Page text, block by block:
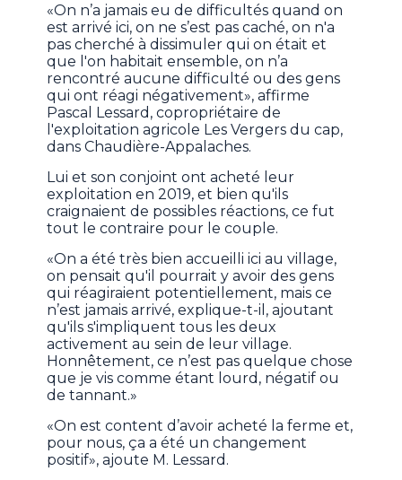
«On n’a jamais eu de difficultés quand on
est arrivé ici, on ne s’est pas caché, on n'a
pas cherché à dissimuler qui on était et
que l'on habitait ensemble, on n’a
rencontré aucune difficulté ou des gens
qui ont réagi négativement», affirme
Pascal Lessard, copropriétaire de
l'exploitation agricole Les Vergers du cap,
dans Chaudière-Appalaches.
Lui et son conjoint ont acheté leur
exploitation en 2019, et bien qu'ils
craignaient de possibles réactions, ce fut
tout le contraire pour le couple.
«On a été très bien accueilli ici au village,
on pensait qu'il pourrait y avoir des gens
qui réagiraient potentiellement, mais ce
n’est jamais arrivé, explique-t-il, ajoutant
qu'ils s'impliquent tous les deux
activement au sein de leur village.
Honnêtement, ce n’est pas quelque chose
que je vis comme étant lourd, négatif ou
de tannant.»
«On est content d’avoir acheté la ferme et,
pour nous, ça a été un changement
positif», ajoute M. Lessard.